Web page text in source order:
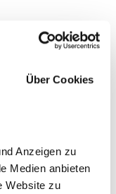
Über Cookies
Anzeigen zu
Medien anbieten
Website zu
gratis Wi-Fi
Kinderboerderij